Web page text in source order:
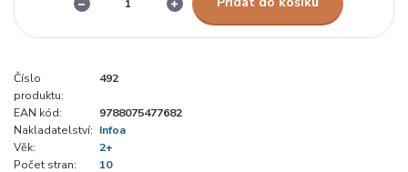
Číslo
produktu:
492
EAN kód:
9788075477682
Nakladatelství: Infoa
Věk:
2+
Počet stran:
10